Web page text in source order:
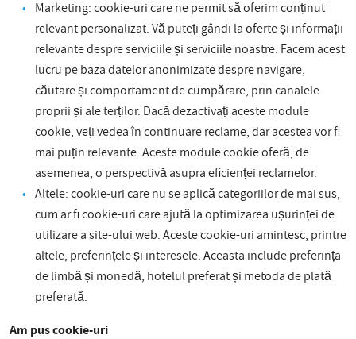
Marketing: cookie-uri care ne permit să oferim conținut
relevant personalizat. Vă puteți gândi la oferte și informații
relevante despre serviciile și serviciile noastre. Facem acest
lucru pe baza datelor anonimizate despre navigare,
căutare și comportament de cumpărare, prin canalele
proprii și ale terților. Dacă dezactivați aceste module
cookie, veți vedea în continuare reclame, dar acestea vor fi
mai puțin relevante. Aceste module cookie oferă, de
asemenea, o perspectivă asupra eficienței reclamelor.
Altele: cookie-uri care nu se aplică categoriilor de mai sus,
cum ar fi cookie-uri care ajută la optimizarea ușurinței de
utilizare a site-ului web. Aceste cookie-uri amintesc, printre
altele, preferințele și interesele. Aceasta include preferința
de limbă și monedă, hotelul preferat și metoda de plată
preferată.
Am pus cookie-uri